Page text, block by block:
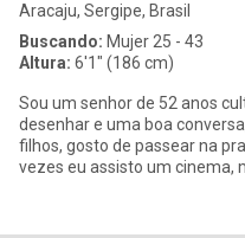
Aracaju, Sergipe, Brasil
Buscando: Mujer 25 - 43
Altura: 6'1" (186 cm)
Sou um senhor de 52 anos
desenhar e uma boa
filhos, gosto de passear na praia
vezes eu assisto um cinema,